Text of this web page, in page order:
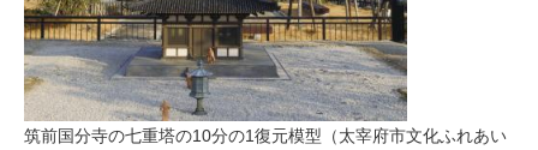
筑前国分寺の七重塔の10分の1復元模型（太宰府市文化ふれあい